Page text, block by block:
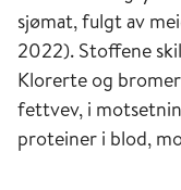
sjømat, fulgt av
2022). Stoffene
Klorerte og
fettvev, i
proteiner i blod,